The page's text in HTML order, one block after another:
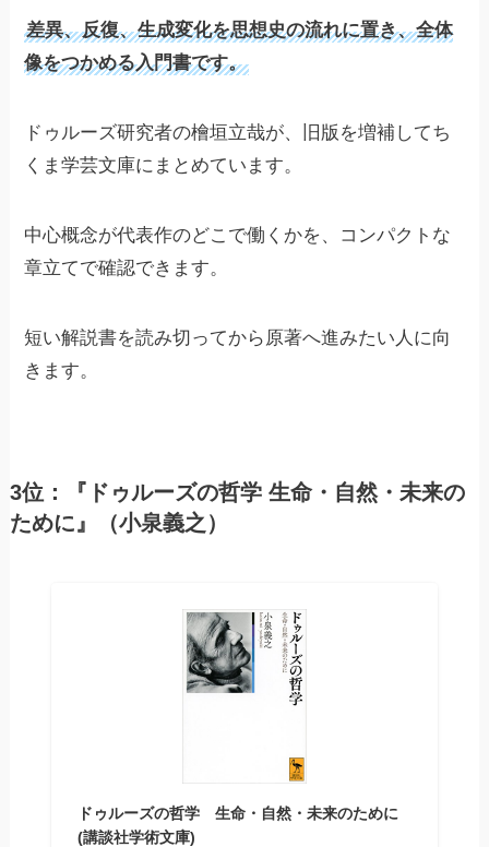
差異、反復、生成変化を思想史の流れに置き、全体
像をつかめる入門書です。
ドゥルーズ研究者の檜垣立哉が、旧版を増補してち
くま学芸文庫にまとめています。
中心概念が代表作のどこで働くかを、コンパクトな
章立てで確認できます。
短い解説書を読み切ってから原著へ進みたい人に向
きます。
3位：『ドゥルーズの哲学 生命・自然・未来の
ために』（小泉義之）
ドゥルーズの哲学 生命・自然・未来のために
(講談社学術文庫)